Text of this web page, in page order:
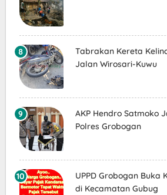
Tabrakan Kereta
Jalan Wirosari-Kuwu
AKP Hendro Satmoko
Polres Grobogan
UPPD Grobogan Buka
di Kecamatan Gubug